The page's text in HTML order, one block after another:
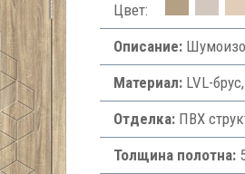
Цвет:
Описание:
Материал:LVL-
Отделка:ПВХ
Толщина полотна: